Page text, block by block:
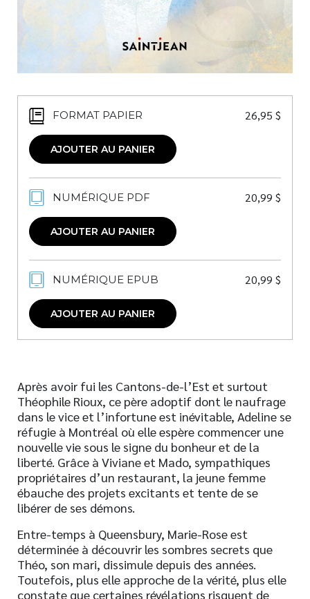
FORMAT PAPIER 26,95 $
AJOUTER AU PANIER
NUMÉRIQUE PDF 20,99 $
AJOUTER AU PANIER
NUMÉRIQUE EPUB 20,99 $
AJOUTER AU PANIER
Après avoir fui les Cantons-de-l’Est et surtout
Théophile Rioux, ce père adoptif dont le naufrage
dans le vice et l’infortune est inévitable, Adeline se
réfugie à Montréal où elle espère commencer une
nouvelle vie sous le signe du bonheur et de la
liberté. Grâce à Viviane et Mado, sympathiques
propriétaires d’un restaurant, la jeune femme
ébauche des projets excitants et tente de se
libérer de ses démons.
Entre-temps à Queensbury, Marie-Rose est
déterminée à découvrir les sombres secrets que
Théo, son mari, dissimule depuis des années.
Toutefois, plus elle approche de la vérité, plus elle
constate que certaines révélations risquent de